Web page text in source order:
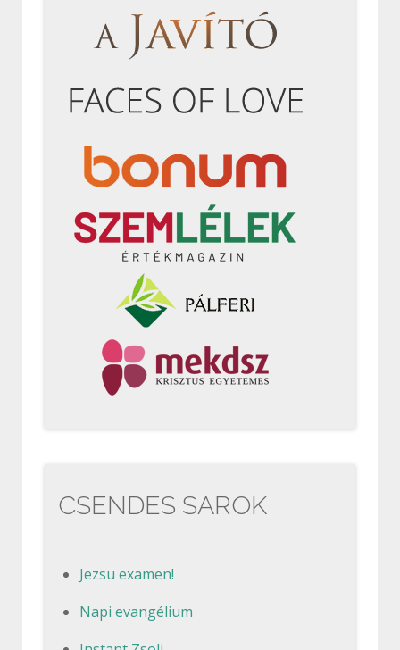
CSENDES SAROK
Jezsu examen!
Napi evangélium